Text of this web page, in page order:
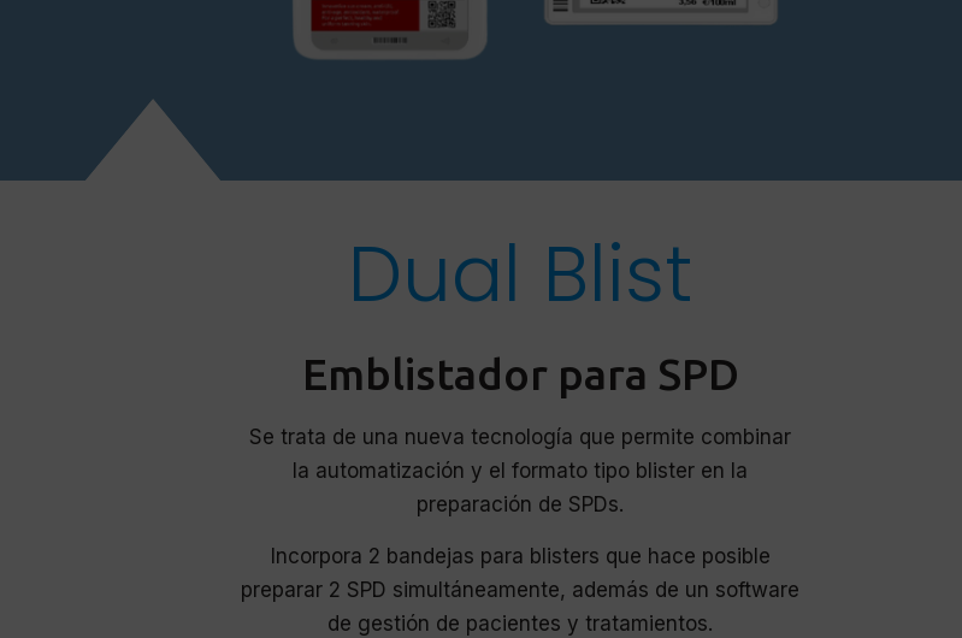
Dual Blist
Emblistador para SPD
Se trata de una nueva tecnología que permite combinar
la automatización y el formato tipo blister en la
preparación de SPDs.
Incorpora 2 bandejas para blisters que hace posible
preparar 2 SPD simultáneamente, además de un software
de gestión de pacientes y tratamientos.